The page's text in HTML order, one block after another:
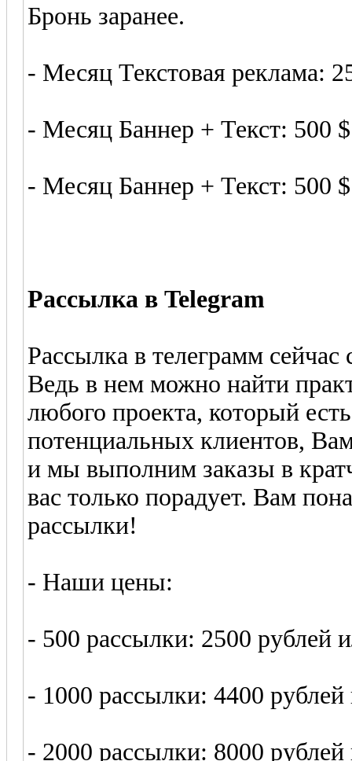
Бронь заранее.
- Месяц Текстовая реклама:
- Месяц Баннер + Текст: 500 $
- Месяц Баннер + Текст: 500 $
Рассылка в Telegram
Рассылка в телеграмм сейчас
Ведь в нем можно найти
любого проекта, который
потенциальных клиентов,
и мы выполним заказы в
вас только порадует. Вам
рассылки!
- Наши цены:
- 500 рассылки: 2500 рублей
- 1000 рассылки: 4400
- 2000 рассылки: 8000